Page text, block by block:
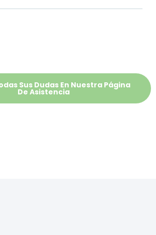
Sus Dudas En Nuestra Página
De Asistencia